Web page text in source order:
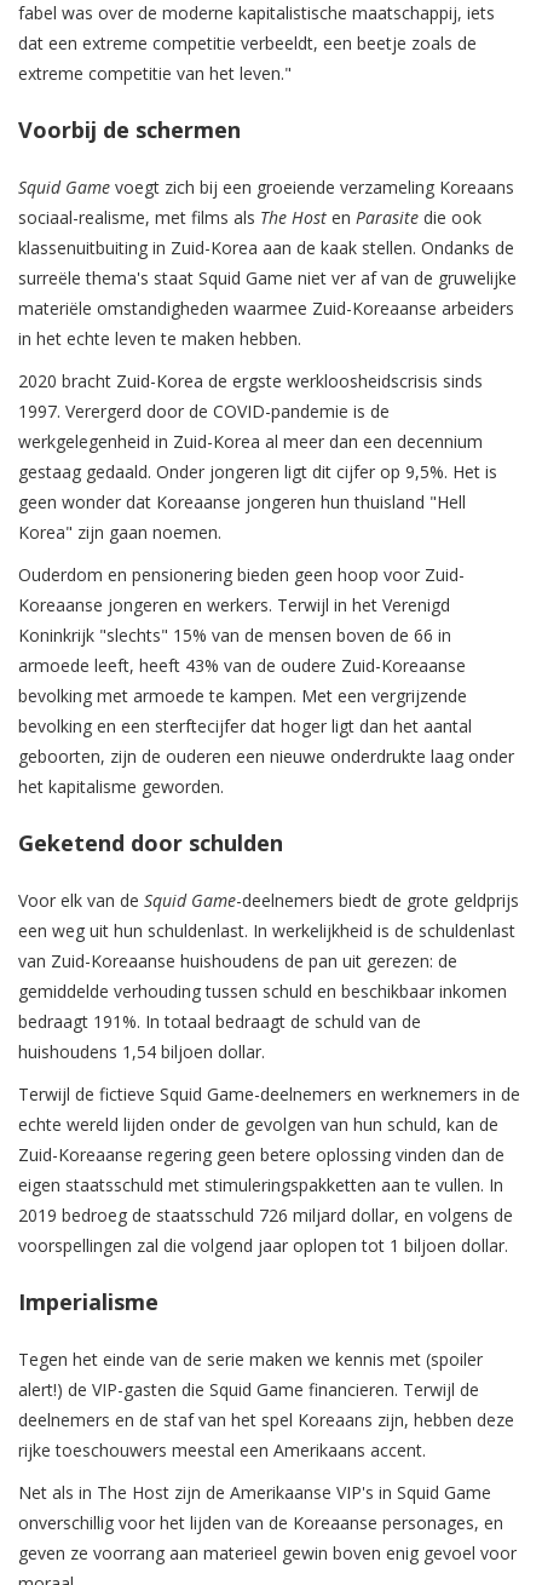
fabel was over de moderne kapitalistische maatschappij, iets
dat een extreme competitie verbeeldt, een beetje zoals de
extreme competitie van het leven."
Voorbij de schermen
Squid Game voegt zich bij een groeiende verzameling Koreaans
sociaal-realisme, met films als The Host en Parasite die ook
klassenuitbuiting in Zuid-Korea aan de kaak stellen. Ondanks de
surreële thema's staat Squid Game niet ver af van de gruwelijke
materiële omstandigheden waarmee Zuid-Koreaanse arbeiders
in het echte leven te maken hebben.
2020 bracht Zuid-Korea de ergste werkloosheidscrisis sinds
1997. Verergerd door de COVID-pandemie is de
werkgelegenheid in Zuid-Korea al meer dan een decennium
gestaag gedaald. Onder jongeren ligt dit cijfer op 9,5%. Het is
geen wonder dat Koreaanse jongeren hun thuisland "Hell
Korea" zijn gaan noemen.
Ouderdom en pensionering bieden geen hoop voor Zuid-
Koreaanse jongeren en werkers. Terwijl in het Verenigd
Koninkrijk "slechts" 15% van de mensen boven de 66 in
armoede leeft, heeft 43% van de oudere Zuid-Koreaanse
bevolking met armoede te kampen. Met een vergrijzende
bevolking en een sterftecijfer dat hoger ligt dan het aantal
geboorten, zijn de ouderen een nieuwe onderdrukte laag onder
het kapitalisme geworden.
Geketend door schulden
Voor elk van de Squid Game-deelnemers biedt de grote geldprijs
een weg uit hun schuldenlast. In werkelijkheid is de schuldenlast
van Zuid-Koreaanse huishoudens de pan uit gerezen: de
gemiddelde verhouding tussen schuld en beschikbaar inkomen
bedraagt 191%. In totaal bedraagt de schuld van de
huishoudens 1,54 biljoen dollar.
Terwijl de fictieve Squid Game-deelnemers en werknemers in de
echte wereld lijden onder de gevolgen van hun schuld, kan de
Zuid-Koreaanse regering geen betere oplossing vinden dan de
eigen staatsschuld met stimuleringspakketten aan te vullen. In
2019 bedroeg de staatsschuld 726 miljard dollar, en volgens de
voorspellingen zal die volgend jaar oplopen tot 1 biljoen dollar.
Imperialisme
Tegen het einde van de serie maken we kennis met (spoiler
alert!) de VIP-gasten die Squid Game financieren. Terwijl de
deelnemers en de staf van het spel Koreaans zijn, hebben deze
rijke toeschouwers meestal een Amerikaans accent.
Net als in The Host zijn de Amerikaanse VIP's in Squid Game
onverschillig voor het lijden van de Koreaanse personages, en
geven ze voorrang aan materieel gewin boven enig gevoel voor